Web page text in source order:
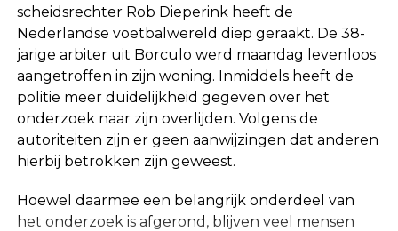
scheidsrechter Rob Dieperink heeft de
Nederlandse voetbalwereld diep geraakt. De 38-
jarige arbiter uit Borculo werd maandag levenloos
aangetroffen in zijn woning. Inmiddels heeft de
politie meer duidelijkheid gegeven over het
onderzoek naar zijn overlijden. Volgens de
autoriteiten zijn er geen aanwijzingen dat anderen
hierbij betrokken zijn geweest.
Hoewel daarmee een belangrijk onderdeel van
het onderzoek is afgerond, blijven veel mensen